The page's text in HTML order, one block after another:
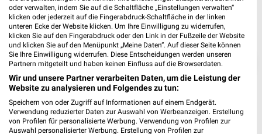
oder verwalten, indem Sie auf die Schaltfläche „Einstellungen verwalten“
klicken oder jederzeit auf die Fingerabdruck-Schaltfläche in der linken
unteren Ecke der Website klicken. Um Ihre Einwilligung zu widerrufen,
klicken Sie auf den Fingerabdruck oder den Link in der Fußzeile der Website
und klicken Sie auf den Menüpunkt „Meine Daten“. Auf dieser Seite können
Sie Ihre Einwilligung widerrufen. Diese Entscheidungen werden unseren
Partnern mitgeteilt und haben keinen Einfluss auf die Browserdaten.
Wir und unsere Partner verarbeiten Daten, um die Leistung der
Website zu analysieren und Folgendes zu tun:
Speichern von oder Zugriff auf Informationen auf einem Endgerät.
Verwendung reduzierter Daten zur Auswahl von Werbeanzeigen. Erstellung
von Profilen für personalisierte Werbung. Verwendung von Profilen zur
Auswahl personalisierter Werbung. Erstellung von Profilen zur